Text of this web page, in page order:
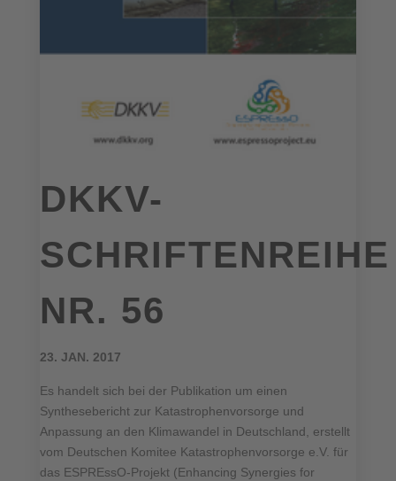
DKKV-
SCHRIFTENREIHE
NR. 56
23. JAN. 2017
Es handelt sich bei der Publikation um einen
Synthesebericht zur Katastrophenvorsorge und
Anpassung an den Klimawandel in Deutschland, erstellt
vom Deutschen Komitee Katastrophenvorsorge e.V. für
das ESPREssO-Projekt (Enhancing Synergies for